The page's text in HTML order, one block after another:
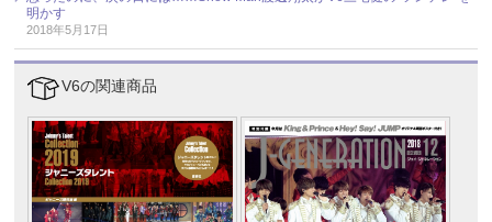
明かす
2018年5月17日
V6の関連商品